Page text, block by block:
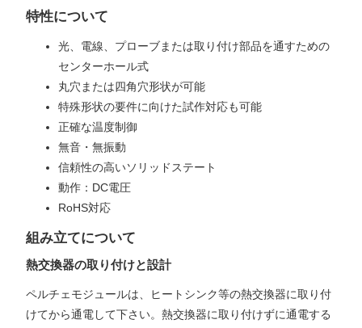
特性について
光、電線、プローブまたは取り付け部品を通すための
センターホール式
丸穴または四角穴形状が可能
特殊形状の要件に向けた試作対応も可能
正確な温度制御
無音・無振動
信頼性の高いソリッドステート
動作：DC電圧
RoHS対応
組み立てについて
熱交換器の取り付けと設計
ペルチェモジュールは、ヒートシンク等の熱交換器に取り付
けてから通電して下さい。熱交換器に取り付けずに通電する